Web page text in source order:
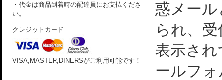
・代金は商品到着時の配達員にお支払くださ
い。
クレジットカード
VISA,MASTER,DINERSがご利用可能です！
惑メー
られ、
表示さ
ールフ